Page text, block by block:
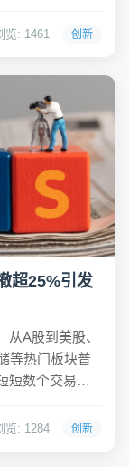
靠近纽约中央
览: 1461 创新
超25%引发
A股到美股、
等热门板块普
短数个交易日
，存储龙头
览: 1284 创新